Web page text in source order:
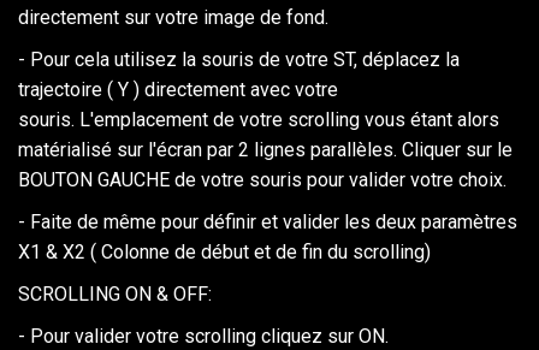
directement sur votre image de fond.
- Pour cela utilisez la souris de votre ST, déplacez la
trajectoire ( Y ) directement avec votre
souris. L'emplacement de votre scrolling vous étant alors
matérialisé sur l'écran par 2 lignes parallèles. Cliquer sur le
BOUTON GAUCHE de votre souris pour valider votre choix.
- Faite de même pour définir et valider les deux paramètres
X1 & X2 ( Colonne de début et de fin du scrolling)
SCROLLING ON & OFF:
- Pour valider votre scrolling cliquez sur ON.